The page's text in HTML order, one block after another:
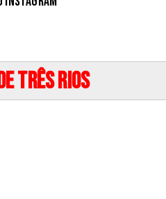
Três Rios